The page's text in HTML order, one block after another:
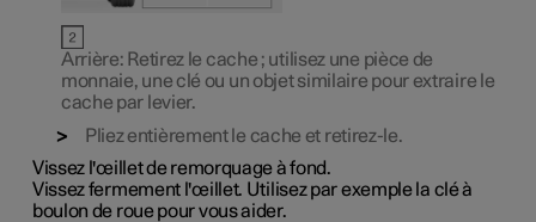
Arrière: Retirez le cache ; utilisez une pièce de
monnaie, une clé ou un objet similaire pour extraire le
cache par levier.
Pliez entièrement le cache et retirez-le.
Vissez l'œillet de remorquage à fond.
Vissez fermement l'œillet. Utilisez par exemple la clé à
boulon de roue pour vous aider.